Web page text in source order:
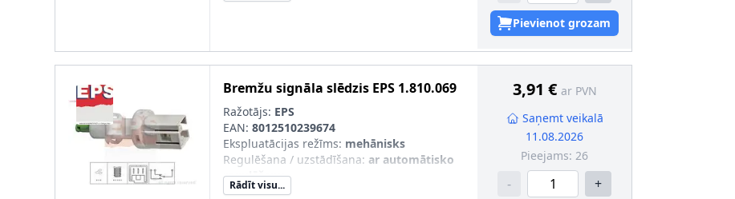
Pievienot grozam
Bremžu signāla slēdzis EPS 1.810.069
Ražotājs: EPS
EAN: 8012510239674
Ekspluatācijas režīms: mehānisks
Regulēšana / uzstādīšana: ar automātisko
regulēšanu
Rādīt visu...
3,91 € ar PVN
Saņemt veikalā
11.08.2026
Pieejams: 26
- +